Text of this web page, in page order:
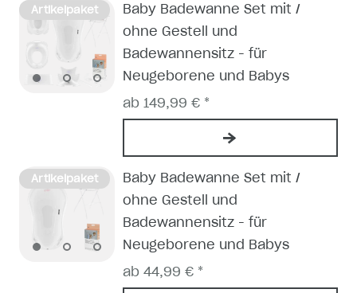
Artikelpaket
Baby Badewanne Set mit /
ohne Gestell und
Badewannensitz - für
Neugeborene und Babys
ab 149,99 € *
Artikelpaket
Baby Badewanne Set mit /
ohne Gestell und
Badewannensitz - für
Neugeborene und Babys
ab 44,99 € *